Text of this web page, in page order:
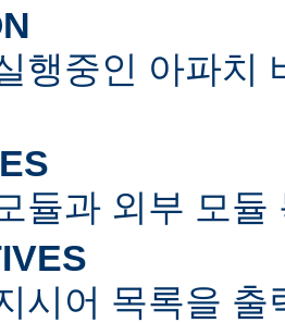
행중인 아파치
듈과 외부 모듈
시어 목록을 출